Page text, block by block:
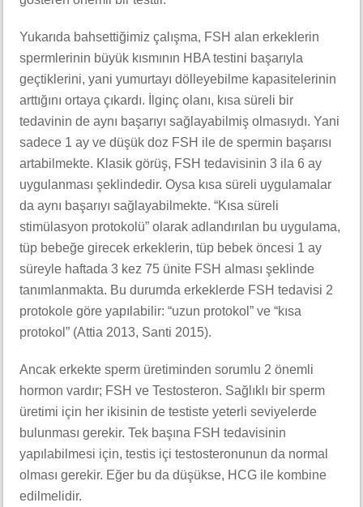
Yukarıda bahsettiğimiz çalışma, FSH alan erkeklerin
spermlerinin büyük kısmının HBA testini başarıyla
geçtiklerini, yani yumurtayı dölleyebilme kapasitelerinin
arttığını ortaya çıkardı. İlginç olanı, kısa süreli bir
tedavinin de aynı başarıyı sağlayabilmiş olmasıydı. Yani
sadece 1 ay ve düşük doz FSH ile de spermin başarısı
artabilmekte. Klasik görüş, FSH tedavisinin 3 ila 6 ay
uygulanması şeklindedir. Oysa kısa süreli uygulamalar
da aynı başarıyı sağlayabilmekte. “Kısa süreli
stimülasyon protokolü” olarak adlandırılan bu uygulama,
tüp bebeğe girecek erkeklerin, tüp bebek öncesi 1 ay
süreyle haftada 3 kez 75 ünite FSH alması şeklinde
tanımlanmakta. Bu durumda erkeklerde FSH tedavisi 2
protokole göre yapılabilir: “uzun protokol” ve “kısa
protokol” (Attia 2013, Santi 2015).
Ancak erkekte sperm üretiminden sorumlu 2 önemli
hormon vardır; FSH ve Testosteron. Sağlıklı bir sperm
üretimi için her ikisinin de testiste yeterli seviyelerde
bulunması gerekir. Tek başına FSH tedavisinin
yapılabilmesi için, testis içi testosteronunun da normal
olması gerekir. Eğer bu da düşükse, HCG ile kombine
edilmelidir.